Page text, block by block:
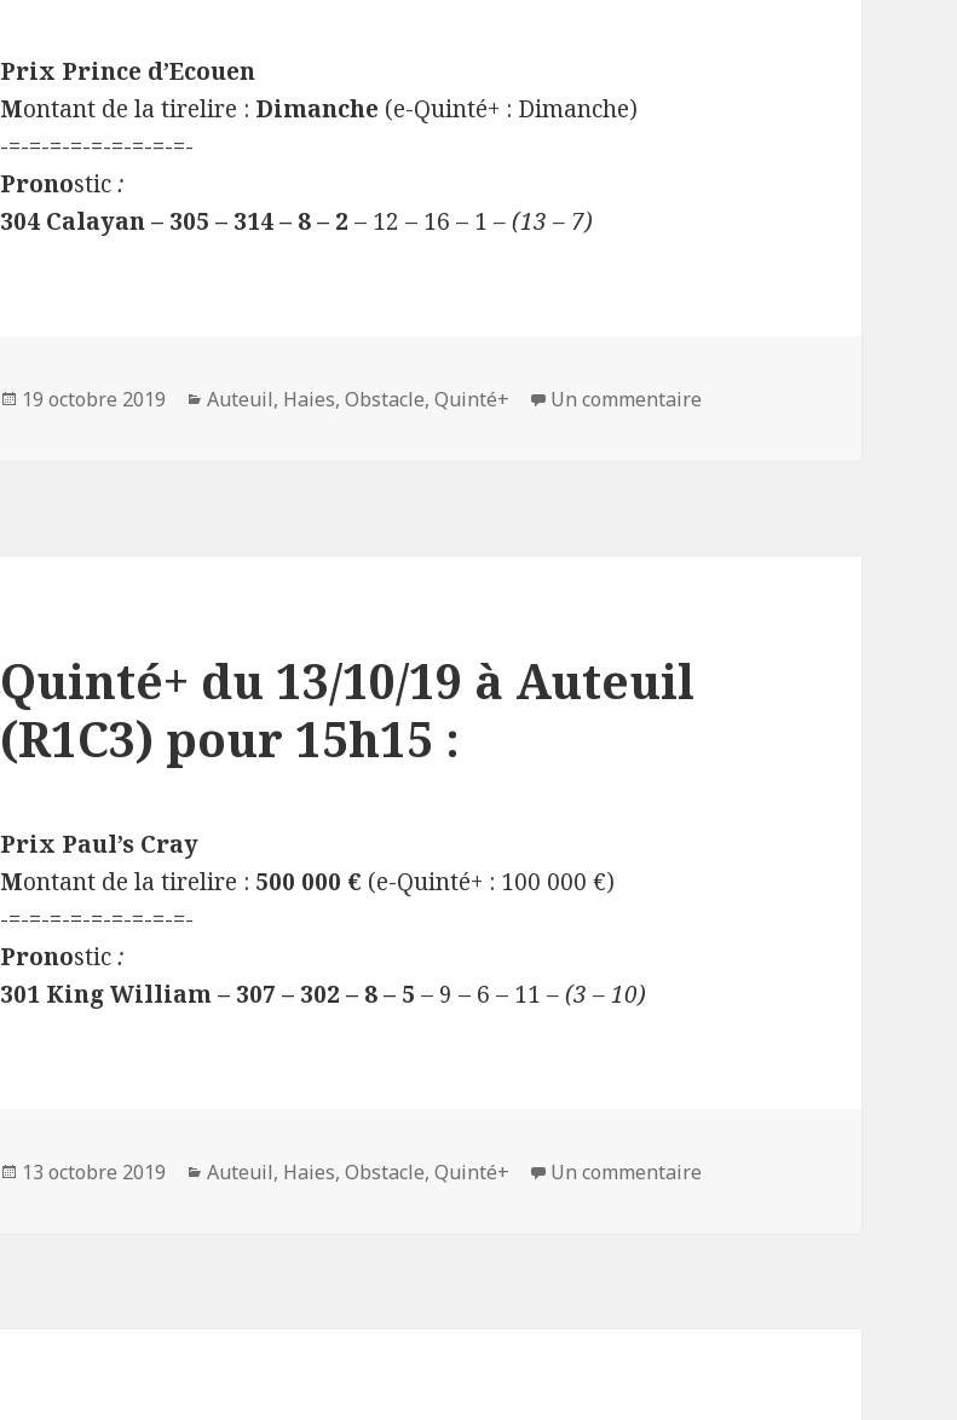
Prix Prince d’Ecouen
Montant de la tirelire : Dimanche (e-Quinté+ : Dimanche)
-=-=-=-=-=-=-=-=-=-
Pronostic:
304 Calayan – 305 – 314 – 8 – 2 – 12 – 16 – 1 – (13 – 7)
Publié
19 octobre 2019 Catégories
Auteuil, Haies,Obstacle,Quinté+ Un commentaire
Quinté+ du 13/10/19 à Auteuil
(R1C3) pour 15h15 :
Prix Paul’s Cray
Montant de la tirelire : 500 000 € (e-Quinté+ : 100 000 €)
-=-=-=-=-=-=-=-=-=-
Pronostic:
301 King William – 307 – 302 – 8 – 5 – 9 – 6 – 11 – (3 – 10)
Publié
13 octobre 2019 Catégories
Auteuil, Haies,Obstacle,Quinté+ Un commentaire